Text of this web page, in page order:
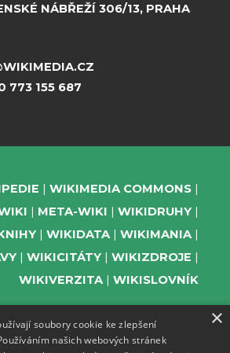
NÁBŘEŽÍ 306/13, PRAHA
773 155 687
WIKIMEDIA COMMONS
META-WIKI
WIKIDRUHY
WIKIDATA
WIKIMANIA
WIKICITÁTY
WIKIZDROJE
WIKIVERZITA
WIKISLOVNÍK
PODPOŘTE NÁS
×
soubory cookie ke zlepšení
našich webových stránek